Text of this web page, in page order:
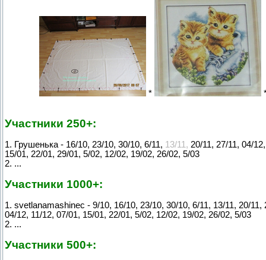
*
Участники 250+:
1. Грушенька - 16/10, 23/10, 30/10, 6/11, 13/11, 20/11, 27/11, 04/
15/01, 22/01, 29/01, 5/02, 12/02, 19/02, 26/02, 5/03
2. ...
Участники 1000+:
1. svetlanamashinec - 9/10, 16/10, 23/10, 30/10, 6/11, 13/11, 20/11,
04/12, 11/12, 07/01, 15/01, 22/01, 5/02, 12/02, 19/02, 26/02, 5/03
2. ...
Участники 500+: